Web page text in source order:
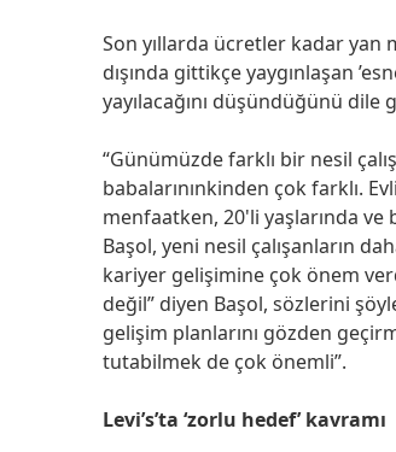
Son yıllarda ücretler kadar yan
dışında gittikçe yaygınlaşan
yayılacağını düşündüğünü dile
“Günümüzde farklı bir nesil
babalarınınkinden çok farklı.
menfaatken, 20'li yaşlarında ve
Başol, yeni nesil çalışanların
kariyer gelişimine çok önem
değil” diyen Başol, sözlerini
gelişim planlarını gözden
tutabilmek de çok önemli”.
Levi’s’ta ‘zorlu hedef’ kavramı